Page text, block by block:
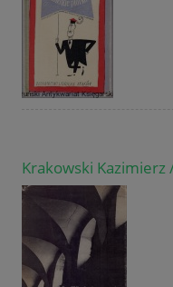
Krakowski Kazimierz /